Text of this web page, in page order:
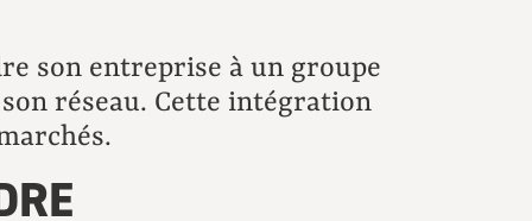
son entreprise à un groupe
réseau. Cette intégration